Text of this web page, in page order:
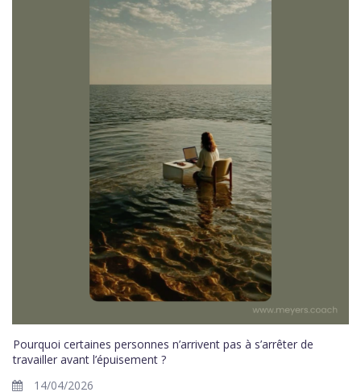
Pourquoi certaines personnes n’arrivent pas à s’arrêter de
travailler avant l’épuisement ?
14/04/2026